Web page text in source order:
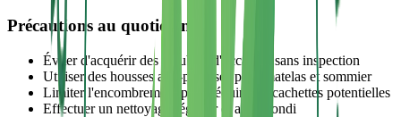
Précautions au quotidien
Éviter d'acquérir des meubles d'occasion sans inspection
Utiliser des housses anti-punaises pour matelas et sommier
Limiter l'encombrement pour réduire les cachettes potentielles
Effectuer un nettoyage régulier et approfondi